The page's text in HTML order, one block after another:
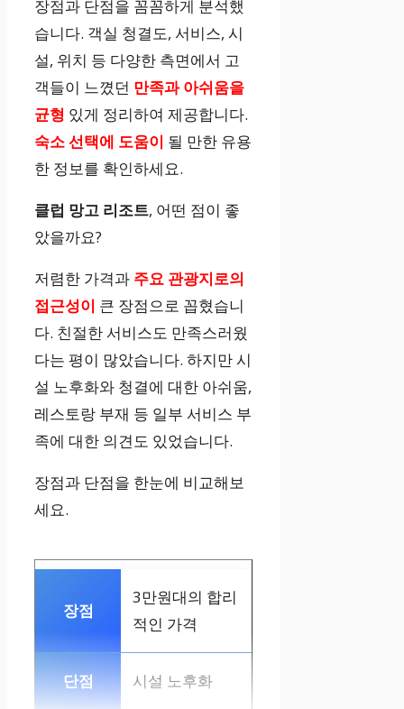
장점과 단점을 꼼꼼하게 분석했
습니다. 객실 청결도, 서비스, 시
설, 위치 등 다양한 측면에서 고
객들이 느꼈던 만족과 아쉬움을
균형 있게 정리하여 제공합니다.
숙소 선택에 도움이 될 만한 유용
한 정보를 확인하세요.
클럽 망고 리조트, 어떤 점이 좋
았을까요?
저렴한 가격과 주요 관광지로의
접근성이 큰 장점으로 꼽혔습니
다. 친절한 서비스도 만족스러웠
다는 평이 많았습니다. 하지만 시
설 노후화와 청결에 대한 아쉬움,
레스토랑 부재 등 일부 서비스 부
족에 대한 의견도 있었습니다.
장점과 단점을 한눈에 비교해보
세요.
3만원대의 합리
적인 가격
시설 노후화